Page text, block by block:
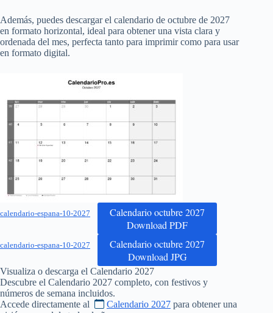
Además, puedes descargar el calendario de octubre de 2027
en formato horizontal, ideal para obtener una vista clara y
ordenada del mes, perfecta tanto para imprimir como para usar
en formato digital.
calendario-espana-10-2027
Calendario octubre 2027
Download PDF
calendario-espana-10-2027
Calendario octubre 2027
Download JPG
Visualiza o descarga el Calendario 2027
Descubre el Calendario 2027 completo, con festivos y
números de semana incluidos.
Accede directamente al
Calendario 2027 para obtener una